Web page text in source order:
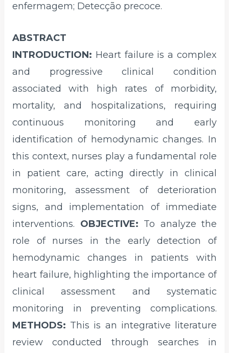
enfermagem; Detecção precoce.
ABSTRACT
INTRODUCTION: Heart failure is a complex
and progressive clinical condition
associated with high rates of morbidity,
mortality, and hospitalizations, requiring
continuous monitoring and early
identification of hemodynamic changes. In
this context, nurses play a fundamental role
in patient care, acting directly in clinical
monitoring, assessment of deterioration
signs, and implementation of immediate
interventions. OBJECTIVE: To analyze the
role of nurses in the early detection of
hemodynamic changes in patients with
heart failure, highlighting the importance of
clinical assessment and systematic
monitoring in preventing complications.
METHODS: This is an integrative literature
review conducted through searches in